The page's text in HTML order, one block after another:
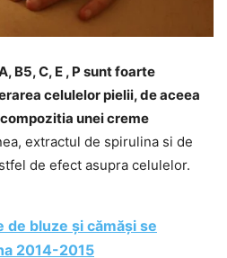
B5, C, E , P sunt foarte
celulelor pielii, de aceea
unei creme
extractul de spirulina si de
de efect asupra celulelor.
de bluze și cămăși se
2014-2015